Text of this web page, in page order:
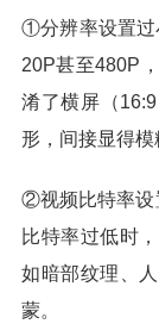
①分辨率设置过
20P甚至480P
淆了横屏（
形，间接显得模
②视频比特率设
比特率过低时
如暗部纹理、
蒙。